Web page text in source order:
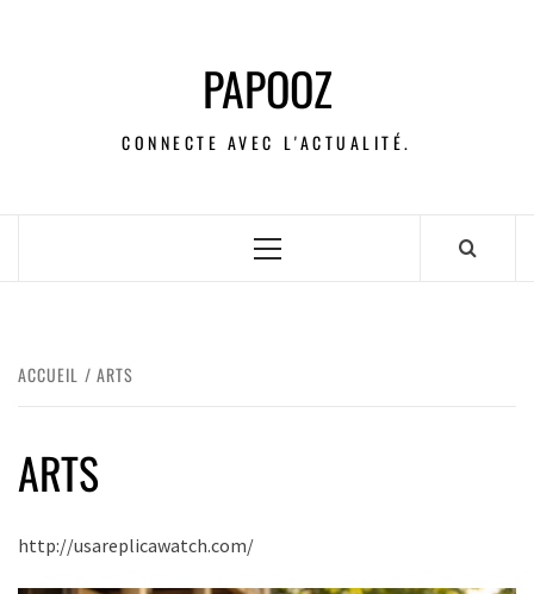
PAPOOZ
CONNECTE AVEC L'ACTUALITÉ.
ACCUEIL ARTS
ARTS
http://usareplicawatch.com/